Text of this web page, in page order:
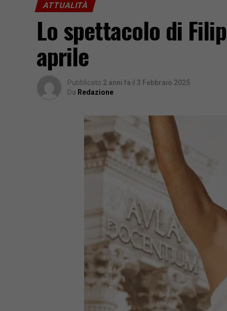
ATTUALITÀ
Lo spettacolo di
aprile
Pubblicato 2 anni fa il 3 Febbraio 2025
Da Redazione